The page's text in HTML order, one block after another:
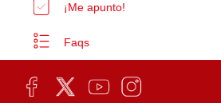
¡Me apunto!
Faqs